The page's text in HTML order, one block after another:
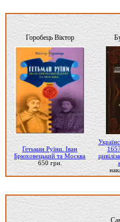
Горобець Віктор
Гетьман Руїни. Іван
Брюховецький та Москва
650 грн.